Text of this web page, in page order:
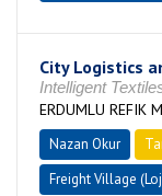
City Logistics
Intelligent
ERDUMLU REFIK
Nazan Okur
Freight Village